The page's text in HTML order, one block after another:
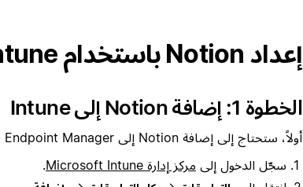
إعداد Notion باستخدام Microsoft Intune
الخطوة 1: إضافة Notion إلى Intune
أولاً، ستحتاج إلى إضافة Notion إلى Microsoft Endpoint Manager.
سجّل الدخول إلى مركز إدارة Microsoft Intune
.